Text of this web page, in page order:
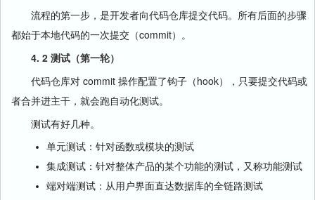
流程的第一步，是开发者向代码仓库提交代码。所有后面的步骤
都始于本地代码的一次提交（commit）。
4. 2 测试（第一轮）
代码仓库对 commit 操作配置了钩子（hook），只要提交代码或
者合并进主干，就会跑自动化测试。
测试有好几种。
单元测试：针对函数或模块的测试
集成测试：针对整体产品的某个功能的测试，又称功能测试
端对端测试：从用户界面直达数据库的全链路测试